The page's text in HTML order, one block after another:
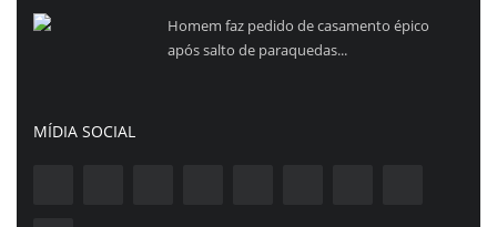
Homem faz pedido de casamento épico
após salto de paraquedas...
MÍDIA SOCIAL